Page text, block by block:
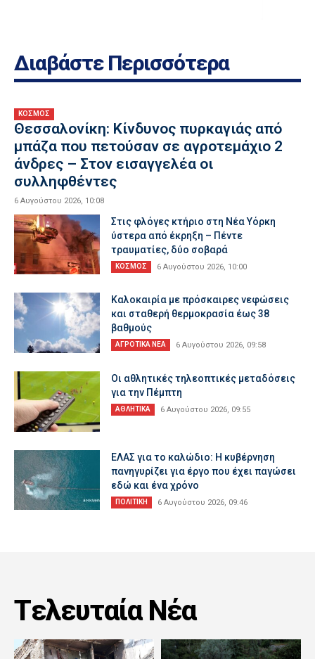
Διαβάστε Περισσότερα
ΚΟΣΜΟΣ
Θεσσαλονίκη: Κίνδυνος πυρκαγιάς από
μπάζα που πετούσαν σε αγροτεμάχιο 2
άνδρες – Στον εισαγγελέα οι
συλληφθέντες
6 Αυγούστου 2026, 10:08
Στις φλόγες κτήριο στη Νέα Υόρκη
ύστερα από έκρηξη – Πέντε
τραυματίες, δύο σοβαρά
ΚΟΣΜΟΣ 6 Αυγούστου 2026, 10:00
Καλοκαιρία με πρόσκαιρες νεφώσεις
και σταθερή θερμοκρασία έως 38
βαθμούς
ΑΓΡΟΤΙΚΑ ΝΕΑ 6 Αυγούστου 2026, 09:58
Οι αθλητικές τηλεοπτικές μεταδόσεις
για την Πέμπτη
ΑΘΛΗΤΙΚΑ 6 Αυγούστου 2026, 09:55
ΕΛΑΣ για το καλώδιο: Η κυβέρνηση
πανηγυρίζει για έργο που έχει παγώσει
εδώ και ένα χρόνο
ΠΟΛΙΤΙΚΗ 6 Αυγούστου 2026, 09:46
Tελευταία Nέα